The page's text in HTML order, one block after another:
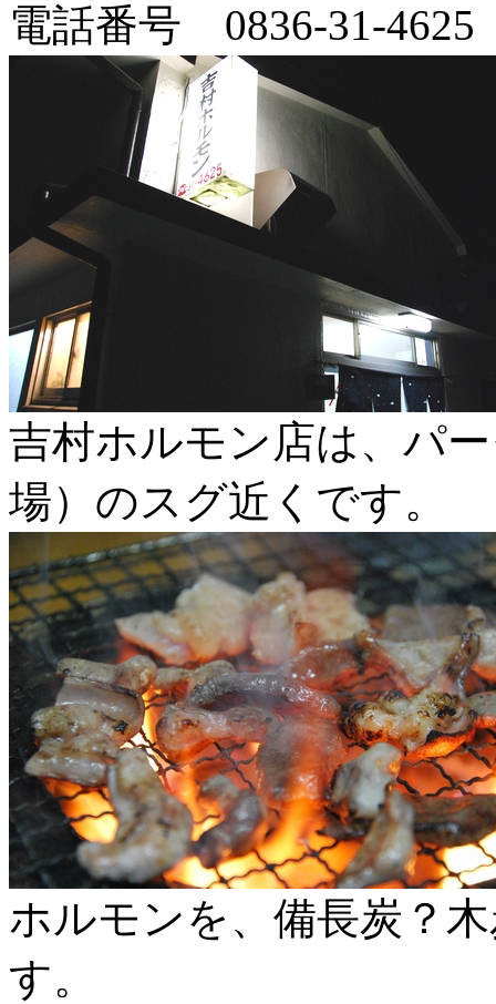
電話番号 0836-31-4625
吉村ホルモン店は、パ
場）のスグ近くです。
ホルモンを、備長炭？
す。